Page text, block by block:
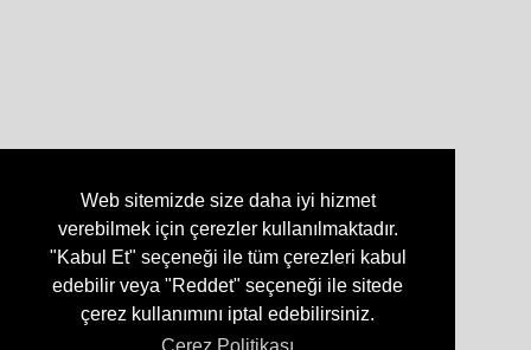
Web sitemizde size daha iyi hizmet
verebilmek için çerezler kullanılmaktadır.
"Kabul Et" seçeneği ile tüm çerezleri kabul
edebilir veya "Reddet" seçeneği ile sitede
çerez kullanımını iptal edebilirsiniz.